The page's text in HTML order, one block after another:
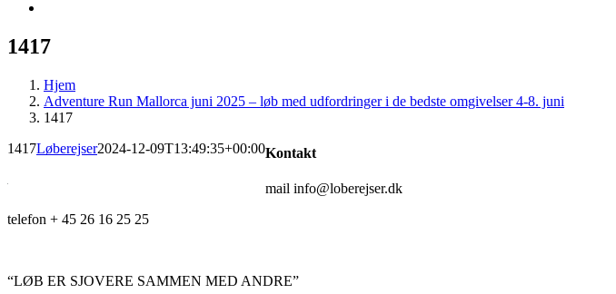
1417
Hjem
Adventure Run Mallorca juni 2025 – løb med udfordringer i de bedste omgivelser 4-8. juni
1417
1417Løberejser2024-12-09T13:49:35+00:00Kontakt
mail info@loberejser.dk
telefon + 45 26 16 25 25
“LØB ER SJOVERE SAMMEN MED ANDRE”